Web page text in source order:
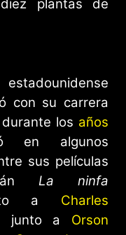
plantas de
con su carrera
los años
en algunos
sus películas
La ninfa
a Charles
junto a Orson